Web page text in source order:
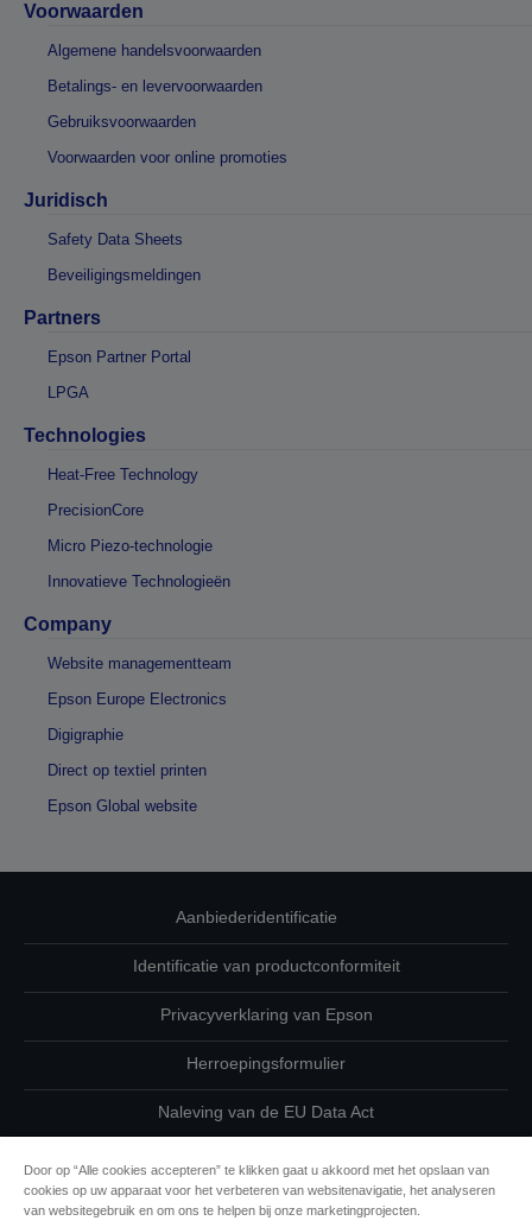
Voorwaarden
Algemene handelsvoorwaarden
Betalings- en levervoorwaarden
Gebruiksvoorwaarden
Voorwaarden voor online promoties
Juridisch
Safety Data Sheets
Beveiligingsmeldingen
Partners
Epson Partner Portal
LPGA
Technologies
Heat-Free Technology
PrecisionCore
Micro Piezo-technologie
Innovatieve Technologieën
Company
Website managementteam
Epson Europe Electronics
Digigraphie
Direct op textiel printen
Epson Global website
Aanbiederidentificatie
Identificatie van productconformiteit
Privacyverklaring van Epson
Herroepingsformulier
Naleving van de EU Data Act
Cookie-informatie
Door op “Alle cookies accepteren” te klikken gaat u akkoord met het opslaan van
cookies op uw apparaat voor het verbeteren van websitenavigatie, het analyseren
van websitegebruik en om ons te helpen bij onze marketingprojecten.